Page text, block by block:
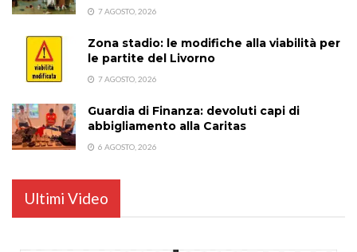
7 AGOSTO, 2026
Zona stadio: le modifiche alla viabilità per
le partite del Livorno
7 AGOSTO, 2026
Guardia di Finanza: devoluti capi di
abbigliamento alla Caritas
6 AGOSTO, 2026
Ultimi Video